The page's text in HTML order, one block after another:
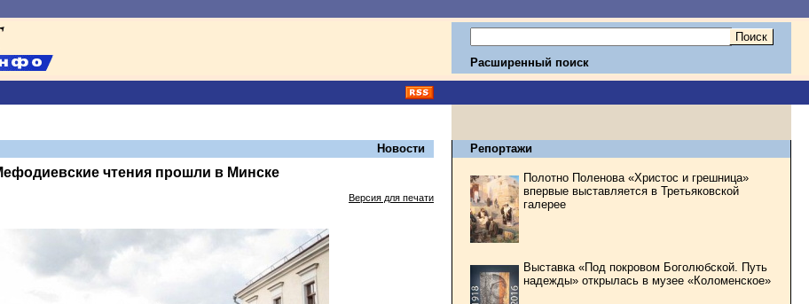
Расширенный поиск
Новости
чтения прошли в Минске
Версия для печати
Репортажи
Полотно Поленова «Христос и грешница»
впервые выставляется в Третьяковской
галерее
Выставка «Под покровом Боголюбской. Путь
надежды» открылась в музее «Коломенское»